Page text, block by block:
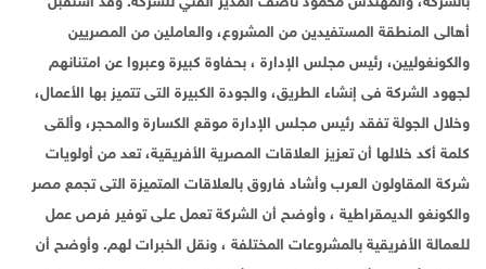
أهالى المنطقة المستفيدين من المشروع، والعاملين من المصريين
والكونغوليين، رئيس مجلس الإدارة ، بحفاوة كبيرة وعبروا عن امتنانهم
لجهود الشركة فى إنشاء الطريق، والجودة الكبيرة التى تتميز بها الأعمال،
وخلال الجولة تفقد رئيس مجلس الإدارة موقع الكسارة والمحجر، وألقى
كلمة أكد خلالها أن تعزيز العلاقات المصرية الأفريقية، تعد من أولويات
شركة المقاولون العرب وأشاد فاروق بالعلاقات المتميزة التى تجمع مصر
والكونغو الديمقراطية ، وأوضح أن الشركة تعمل على توفير فرص عمل
للعمالة الأفريقية بالمشروعات المختلفة ، ونقل الخبرات لهم. وأوضح أن